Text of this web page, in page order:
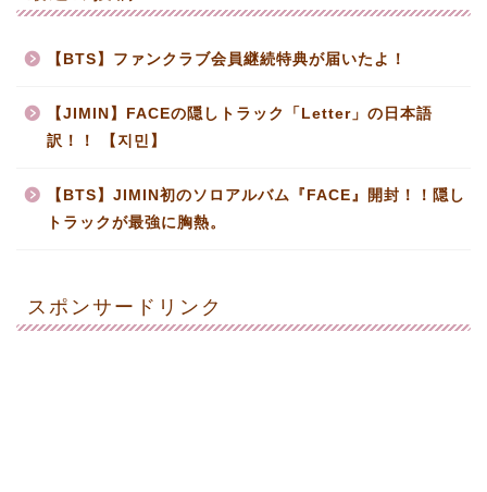
【BTS】ファンクラブ会員継続特典が届いたよ！
【JIMIN】FACEの隠しトラック「Letter」の日本語
訳！！ 【지민】
【BTS】JIMIN初のソロアルバム『FACE』開封！！隠し
トラックが最強に胸熱。
スポンサードリンク